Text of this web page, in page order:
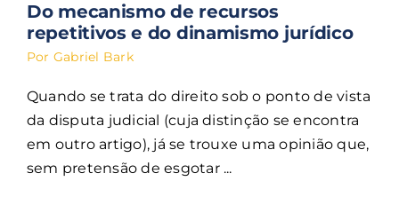
Do mecanismo de recursos
repetitivos e do dinamismo jurídico
Por Gabriel Bark
Quando se trata do direito sob o ponto de vista
da disputa judicial (cuja distinção se encontra
em outro artigo), já se trouxe uma opinião que,
sem pretensão de esgotar ...